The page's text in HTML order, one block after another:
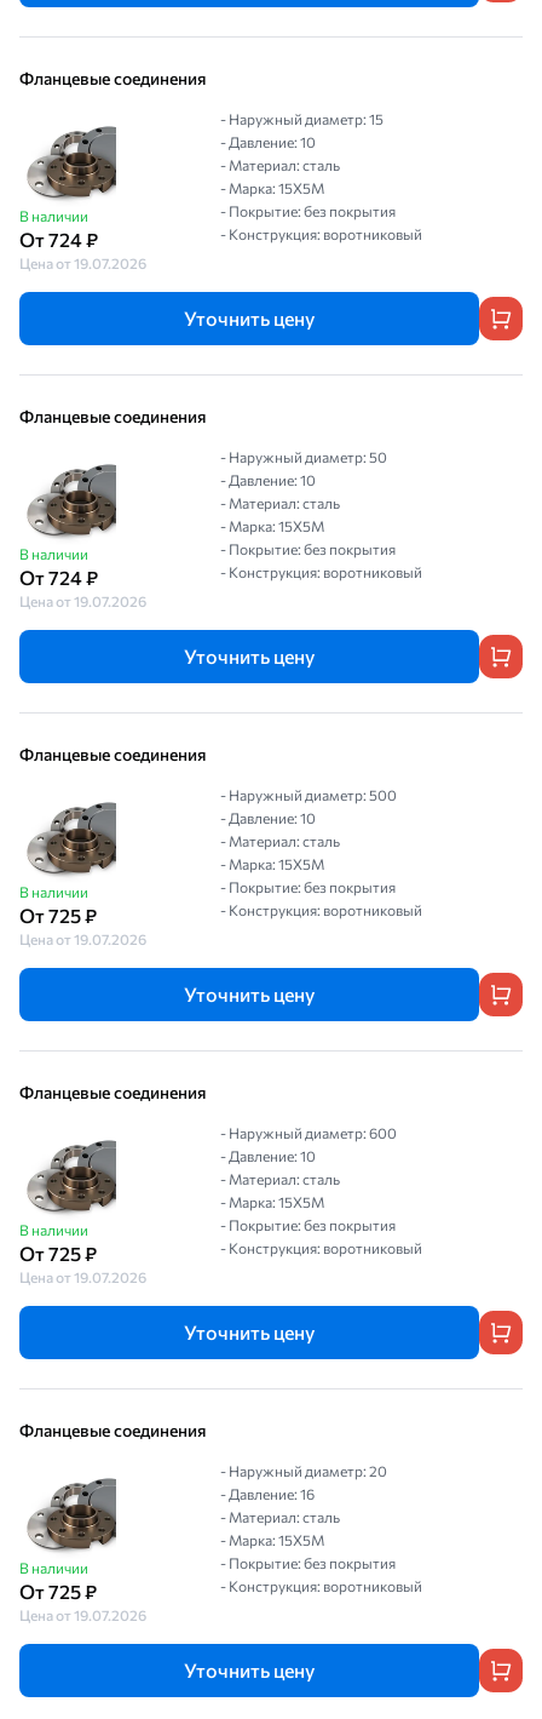
Фланцевые соединения
В наличии
От 724 ₽
Цена от 19.07.2026
- Наружный диаметр: 15
- Давление: 10
- Материал: сталь
- Марка: 15Х5М
- Покрытие: без покрытия
- Конструкция: воротниковый
Уточнить цену
Фланцевые соединения
В наличии
От 724 ₽
Цена от 19.07.2026
- Наружный диаметр: 50
- Давление: 10
- Материал: сталь
- Марка: 15Х5М
- Покрытие: без покрытия
- Конструкция: воротниковый
Уточнить цену
Фланцевые соединения
В наличии
От 725 ₽
Цена от 19.07.2026
- Наружный диаметр: 500
- Давление: 10
- Материал: сталь
- Марка: 15Х5М
- Покрытие: без покрытия
- Конструкция: воротниковый
Уточнить цену
Фланцевые соединения
В наличии
От 725 ₽
Цена от 19.07.2026
- Наружный диаметр: 600
- Давление: 10
- Материал: сталь
- Марка: 15Х5М
- Покрытие: без покрытия
- Конструкция: воротниковый
Уточнить цену
Фланцевые соединения
В наличии
От 725 ₽
Цена от 19.07.2026
- Наружный диаметр: 20
- Давление: 16
- Материал: сталь
- Марка: 15Х5М
- Покрытие: без покрытия
- Конструкция: воротниковый
Уточнить цену